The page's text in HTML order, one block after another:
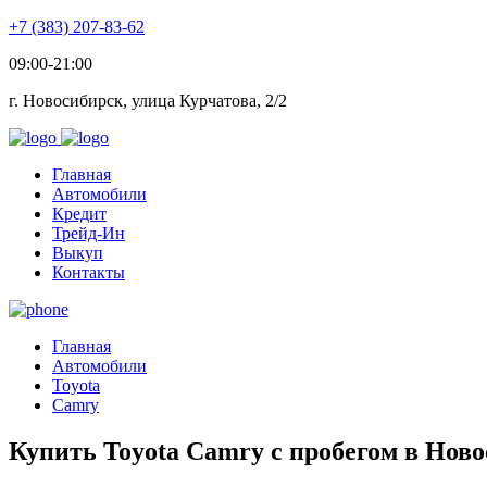
+7 (383) 207-83-62
09:00-21:00
г. Новосибирск, улица Курчатова, 2/2
Главная
Автомобили
Кредит
Трейд-Ин
Выкуп
Контакты
Главная
Автомобили
Toyota
Camry
Купить Toyota Camry с пробегом в